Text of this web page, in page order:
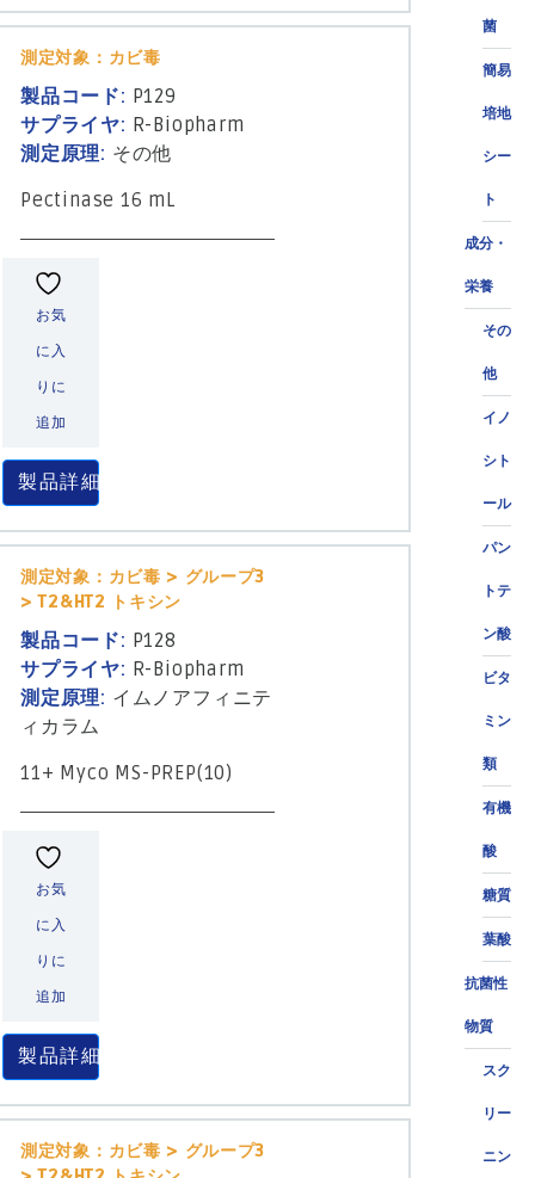
菌
簡易
培地
シー
ト
成分・
栄養
その
他
イノ
シト
ール
パン
トテ
ン酸
ビタ
ミン
類
有機
酸
糖質
葉酸
抗菌性
物質
スク
リー
ニン
測定対象：カビ毒
製品コード: P129
サプライヤ: R-Biopharm
測定原理: その他
Pectinase 16 mL
お気
に入
りに
追加
製品詳細
測定対象：カビ毒 > グループ3
> T2&HT2 トキシン
製品コード: P128
サプライヤ: R-Biopharm
測定原理: イムノアフィニテ
ィカラム
11+ Myco MS-PREP(10)
お気
に入
りに
追加
製品詳細
測定対象：カビ毒 > グループ3